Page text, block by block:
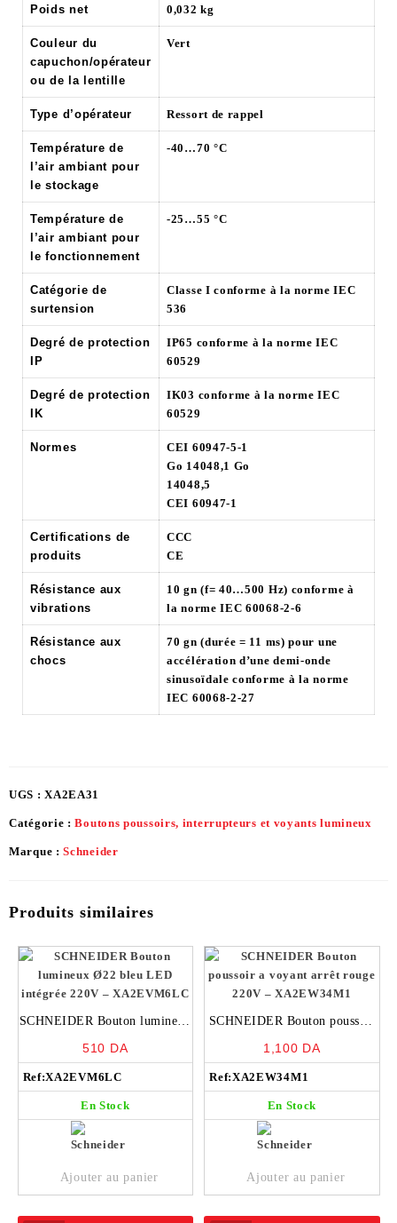
Poids net 0,032 kg
Couleur du
capuchon/opérateur
ou de la lentille
Vert
Type d’opérateur Ressort de rappel
Température de
l’air ambiant pour
le stockage
-40…70 °C
Température de
l’air ambiant pour
le fonctionnement
-25…55 °C
Catégorie de
surtension
Classe I conforme à la norme IEC
536
Degré de protection
IP
IP65 conforme à la norme IEC
60529
Degré de protection
IK
IK03 conforme à la norme IEC
60529
Normes
CEI 60947-5-1
Go 14048,1 Go
14048,5
CEI 60947-1
Certifications de
produits
CCC
CE
Résistance aux
vibrations
10 gn (f= 40…500 Hz) conforme à
la norme IEC 60068-2-6
Résistance aux
chocs
70 gn (durée = 11 ms) pour une
accélération d’une demi-onde
sinusoïdale conforme à la norme
IEC 60068-2-27
UGS :XA2EA31
Catégorie :Boutons poussoirs, interrupteurs et voyants lumineux
Marque :Schneider
Produits similaires
SCHNEIDER Bouton lumineux
510 DA
Ref:XA2EVM6LC
En Stock
Ajouter au panier
SCHNEIDER Bouton poussoir
XA2EW34M1
1,100 DA
Ref:XA2EW34M1
En Stock
Ajouter au panier